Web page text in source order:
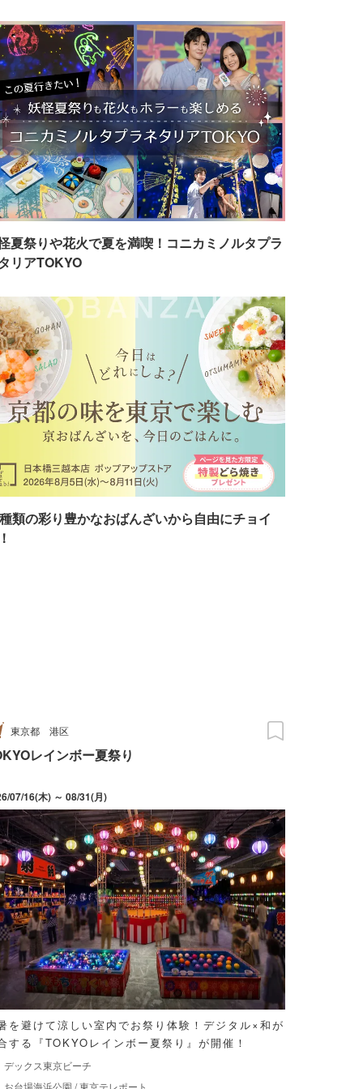
夏祭りや花火で夏を満喫！コニカミノルタプラ
リアTOKYO
類の彩り豊かなおばんざいから自由にチョイ
東京都 港区
レインボー夏祭り
07/16(木) ～ 08/31(月)
を避けて涼しい室内でお祭り体験！デジタル×和が
する『TOKYOレインボー夏祭り』が開催！
デックス東京ビーチ